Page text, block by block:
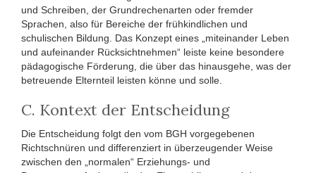
und Schreiben, der Grundrechenarten oder fremder
Sprachen, also für Bereiche der frühkindlichen und
schulischen Bildung. Das Konzept eines „miteinander Leben
und aufeinander Rücksichtnehmen“ leiste keine besondere
pädagogische Förderung, die über das hinausgehe, was der
betreuende Elternteil leisten könne und solle.
C. Kontext der Entscheidung
Die Entscheidung folgt den vom BGH vorgegebenen
Richtschnüren und differenziert in überzeugender Weise
zwischen den „normalen“ Erziehungs- und